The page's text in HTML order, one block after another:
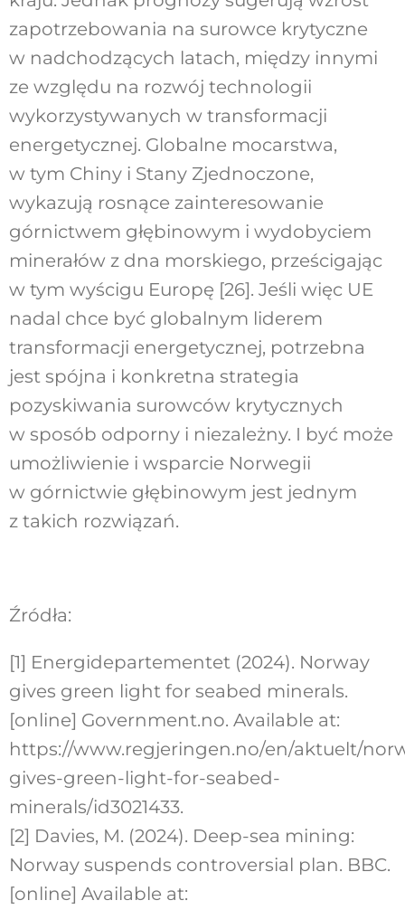
zapotrzebowania na surowce krytyczne
w nadchodzących latach, między innymi
ze względu na rozwój technologii
wykorzystywanych w transformacji
energetycznej. Globalne mocarstwa,
w tym Chiny i Stany Zjednoczone,
wykazują rosnące zainteresowanie
górnictwem głębinowym i wydobyciem
minerałów z dna morskiego, prześcigając
w tym wyścigu Europę [26]. Jeśli więc UE
nadal chce być globalnym liderem
transformacji energetycznej, potrzebna
jest spójna i konkretna strategia
pozyskiwania surowców krytycznych
w sposób odporny i niezależny. I być może
umożliwienie i wsparcie Norwegii
w górnictwie głębinowym jest jednym
z takich rozwiązań.
Źródła:
[1] Energidepartementet (2024). Norway
gives green light for seabed minerals.
[online] Government.no. Available at:
https://www.regjeringen.no/en/aktuelt/
gives-green-light-for-seabed-
minerals/id3021433.
[2] Davies, M. (2024). Deep-sea mining:
Norway suspends controversial plan. BBC.
[online] Available at: